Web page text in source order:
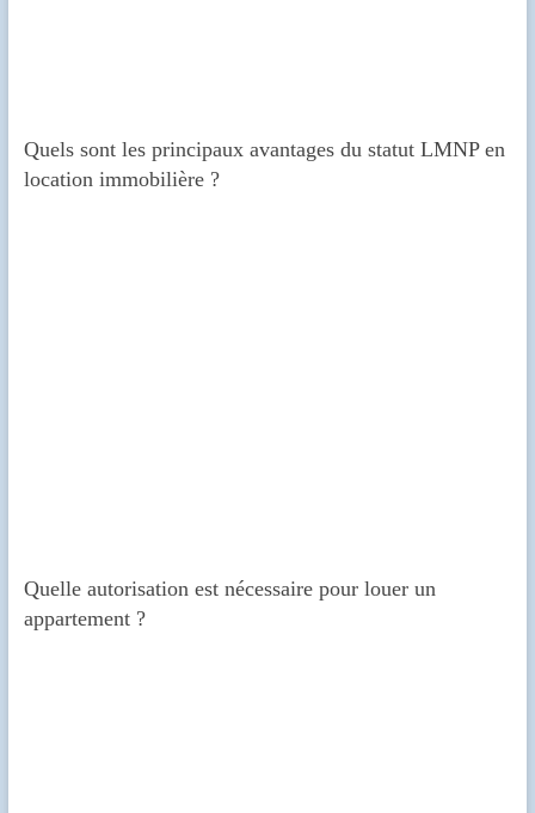
Quels sont les principaux avantages du statut LMNP en
location immobilière ?
Quelle autorisation est nécessaire pour louer un
appartement ?